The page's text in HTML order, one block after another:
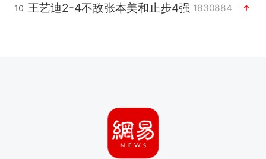
10 王艺迪2-4不敌张本美和止步4强 1830884